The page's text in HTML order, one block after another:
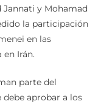
Jannati y Mohamad
la participación
en las
Irán.
parte del
debe aprobar a los